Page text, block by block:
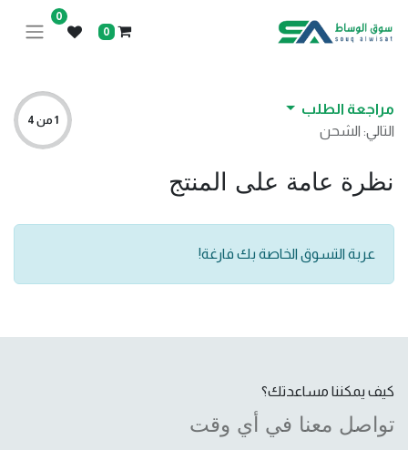
0
0
مراجعة الطلب
التالي: الشحن
1 من 4
نظرة عامة على المنتج
عربة التسوق الخاصة بك فارغة!
كيف يمكننا مساعدتك؟
تواصل معنا في أي وقت